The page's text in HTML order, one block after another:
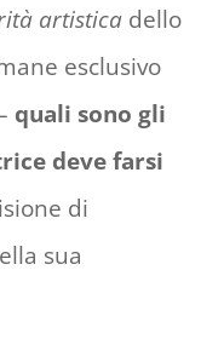
artistica dello
esclusivo
quali sono gli
deve farsi
di
sua